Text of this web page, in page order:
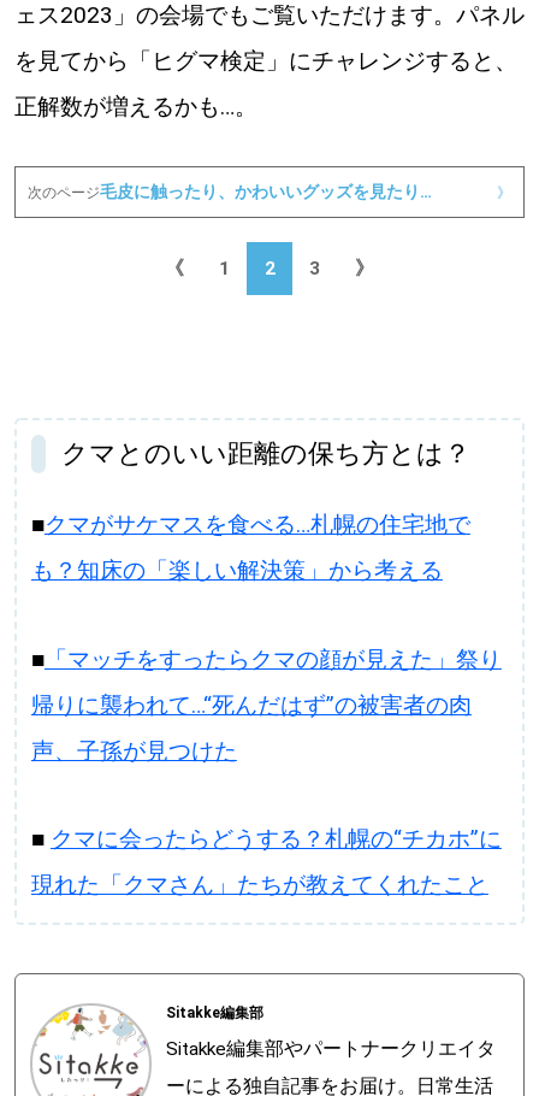
パートナーメディア
運営会社 広告掲載
プライバシーポリシー
ェス2023」の会場でもご覧いただけます。パネル
を見てから「ヒグマ検定」にチャレンジすると、
正解数が増えるかも…。
次のページ毛皮に触ったり、かわいいグッズを見たり… 》
《 1 2 3 》
クマとのいい距離の保ち方とは？
■クマがサケマスを食べる…札幌の住宅地で
も？知床の「楽しい解決策」から考える
■「マッチをすったらクマの顔が見えた」祭り
帰りに襲われて…“死んだはず”の被害者の肉
声、子孫が見つけた
■ クマに会ったらどうする？札幌の“チカホ”に
現れた「クマさん」たちが教えてくれたこと
Sitakke編集部
Sitakke編集部やパートナークリエイタ
ーによる独自記事をお届け。日常生活